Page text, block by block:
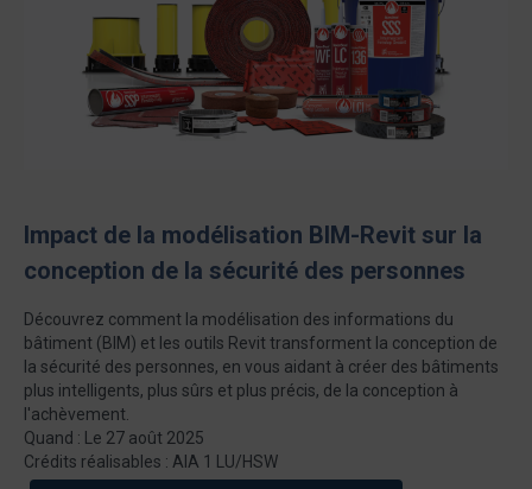
Impact de la modélisation BIM-Revit sur la
conception de la sécurité des personnes
Découvrez comment la modélisation des informations du
bâtiment (BIM) et les outils Revit transforment la conception de
la sécurité des personnes, en vous aidant à créer des bâtiments
plus intelligents, plus sûrs et plus précis, de la conception à
l'achèvement.
Quand : Le 27 août 2025
Crédits réalisables : AIA 1 LU/HSW